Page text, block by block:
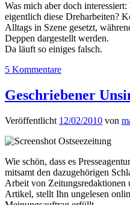
Was mich aber doch
eigentlich diese Dreharbeiten?
Alltags in Szene gesetzt,
Deppen dargestellt werden.
Da läuft so einiges falsch.
5 Kommentare
Geschriebener
Veröffentlicht 12/02/2010 von
Wie schön, dass es
mitsamt den dazugehörigen
Arbeit von Zeitungsredaktionen
Artikel, stellt Ihn ungelesen